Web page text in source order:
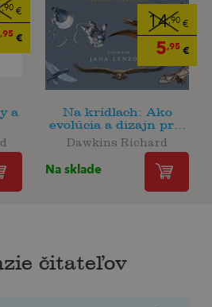
,90€
,95€
a
14,90€
5,95€
Na krídlach: Ako
evolúcia a dizajn pr...
Dawkins Richard
Na sklade
čitateľov